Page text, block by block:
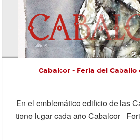
Cabalcor - Feria del Caballo
En el emblemático edificio de las
tiene lugar cada año Cabalcor -